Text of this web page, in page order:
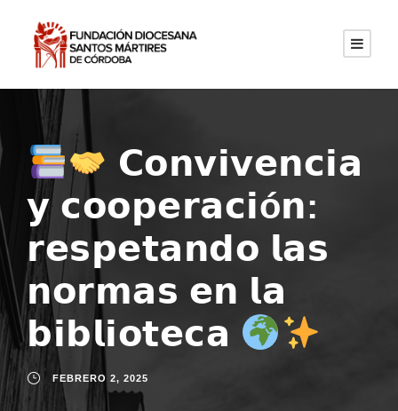
𝗖𝗼𝗻𝘃𝗶𝘃𝗲𝗻𝗰𝗶𝗮
𝘆 𝗰𝗼𝗼𝗽𝗲𝗿𝗮𝗰𝗶ó𝗻:
𝗿𝗲𝘀𝗽𝗲𝘁𝗮𝗻𝗱𝗼 𝗹𝗮𝘀
𝗻𝗼𝗿𝗺𝗮𝘀 𝗲𝗻 𝗹𝗮
𝗯𝗶𝗯𝗹𝗶𝗼𝘁𝗲𝗰𝗮
FEBRERO 2, 2025